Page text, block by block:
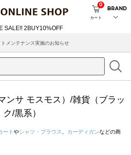
カート
0
BRAND
メンテナンス実施のお知らせ
ンサ モスモス）/雑貨（ブラッ
ク/黒系）
ート やシャツ・ブラウス カーディガンなどの商